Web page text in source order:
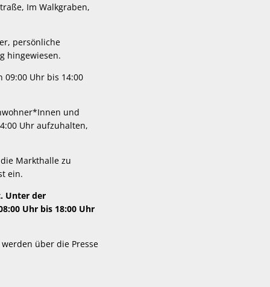
Im Walkgraben,
persönliche
hingewiesen.
09:00 Uhr bis 14:00
und
Uhr aufzuhalten,
Markthalle zu
ein.
Unter der
Uhr bis 18:00 Uhr
über die Presse